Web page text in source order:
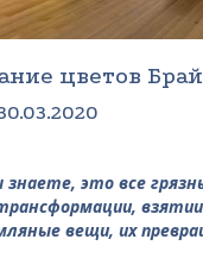
цветов
знаете, это все
вещи, их